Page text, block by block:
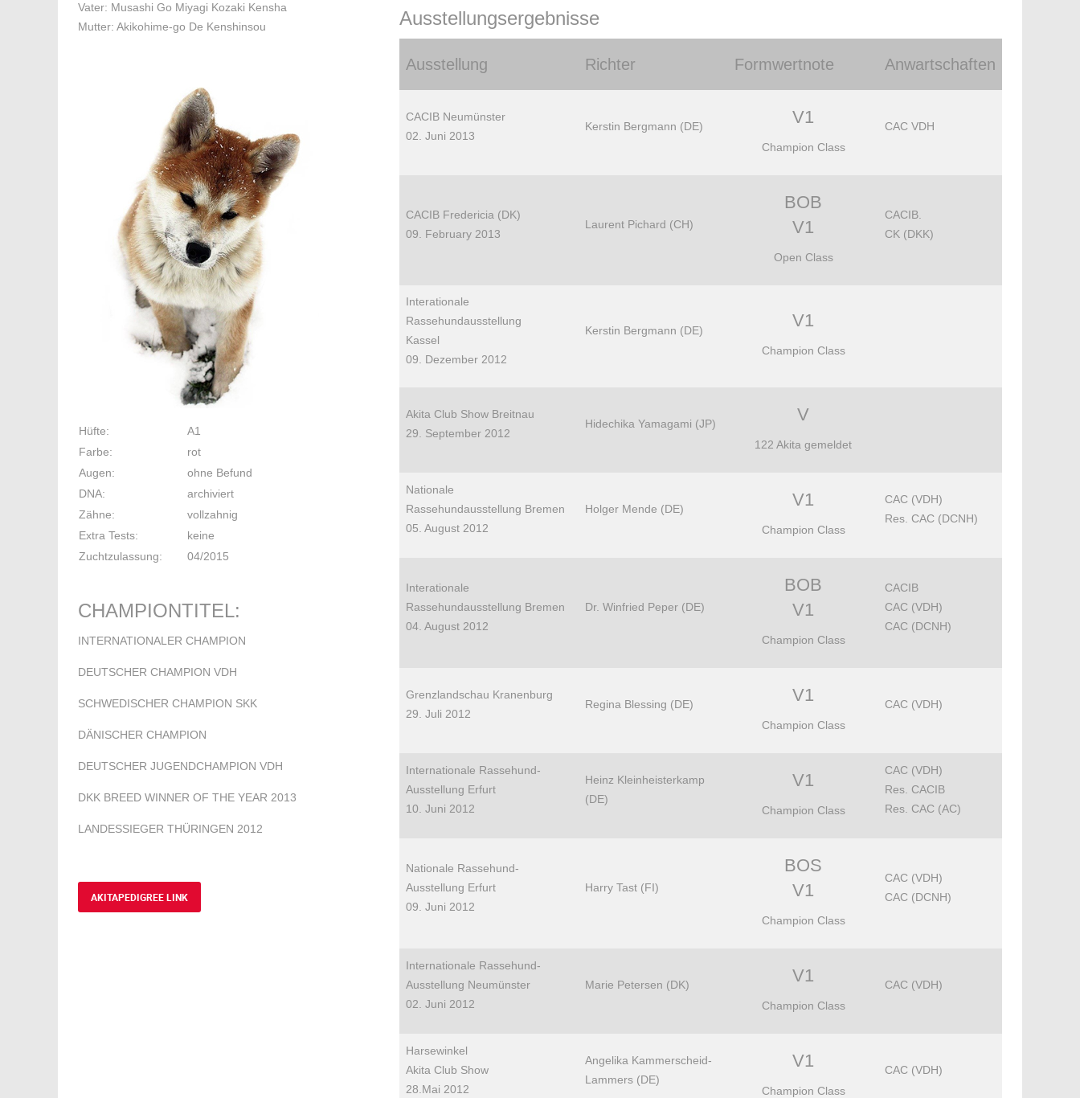
Vater: Musashi Go Miyagi Kozaki Kensha
Mutter: Akikohime-go De Kenshinsou
Hüfte:
A1
Farbe:
rot
Augen:
ohne Befund
DNA:
archiviert
Zähne:
vollzahnig
Extra Tests:
keine
Zuchtzulassung:
04/2015
CHAMPIONTITEL:
INTERNATIONALER CHAMPION
DEUTSCHER CHAMPION VDH
SCHWEDISCHER CHAMPION SKK
DÄNISCHER CHAMPION
DEUTSCHER JUGENDCHAMPION VDH
DKK BREED WINNER OF THE YEAR 2013
LANDESSIEGER THÜRINGEN 2012
AKITAPEDIGREE LINK
Ausstellungsergebnisse
Ausstellung Richter Formwertnote Anwartschaften
CACIB Neumünster
02. Juni 2013
Kerstin Bergmann (DE) V1
Champion Class
CAC VDH
CACIB Fredericia (DK)
09. February 2013
Laurent Pichard (CH)
BOB
V1
Open Class
CACIB.
CK (DKK)
Interationale
Rassehundausstellung
Kassel
09. Dezember 2012
Kerstin Bergmann (DE) V1
Champion Class
Akita Club Show Breitnau
29. September 2012
Hidechika Yamagami (JP) V
122 Akita gemeldet
Nationale
Rassehundausstellung Bremen
05. August 2012
Holger Mende (DE) V1
Champion Class
CAC (VDH)
Res. CAC (DCNH)
Interationale
Rassehundausstellung Bremen
04. August 2012
Dr. Winfried Peper (DE)
BOB
V1
Champion Class
CACIB
CAC (VDH)
CAC (DCNH)
Grenzlandschau Kranenburg
29. Juli 2012
Regina Blessing (DE) V1
Champion Class
CAC (VDH)
Internationale Rassehund-
Ausstellung Erfurt
10. Juni 2012
Heinz Kleinheisterkamp
(DE)
V1
Champion Class
CAC (VDH)
Res. CACIB
Res. CAC (AC)
Nationale Rassehund-
Ausstellung Erfurt
09. Juni 2012
Harry Tast (FI)
BOS
V1
Champion Class
CAC (VDH)
CAC (DCNH)
Internationale Rassehund-
Ausstellung Neumünster
02. Juni 2012
Marie Petersen (DK) V1
Champion Class
CAC (VDH)
Harsewinkel
Akita Club Show
28.Mai 2012
Angelika Kammerscheid-
Lammers (DE)
V1
Champion Class
CAC (VDH)